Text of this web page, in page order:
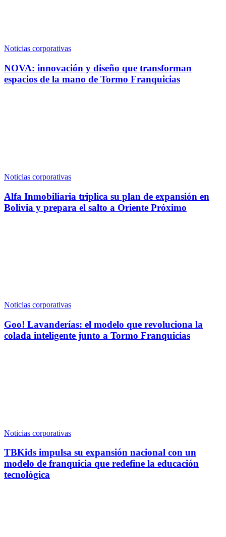
Noticias corporativas
NOVA: innovación y diseño que transforman
espacios de la mano de Tormo Franquicias
Noticias corporativas
Alfa Inmobiliaria triplica su plan de expansión en
Bolivia y prepara el salto a Oriente Próximo
Noticias corporativas
Goo! Lavanderías: el modelo que revoluciona la
colada inteligente junto a Tormo Franquicias
Noticias corporativas
TBKids impulsa su expansión nacional con un
modelo de franquicia que redefine la educación
tecnológica